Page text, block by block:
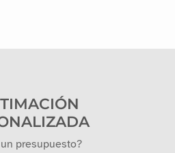
presupuesto?